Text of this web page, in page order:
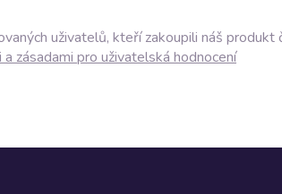
uživatelů, kteří zakoupili náš
a zásadami pro uživatelská hodnocení